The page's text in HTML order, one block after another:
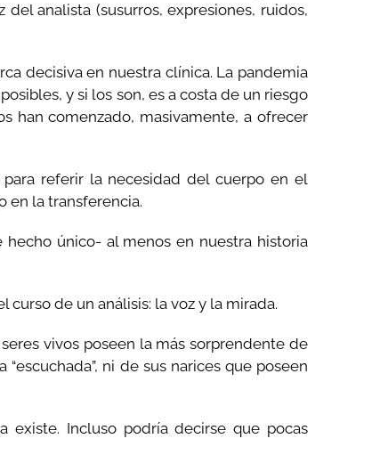
analista (susurros, expresiones, ruidos,
decisiva en nuestra clínica. La pandemia
y si los son, es a costa de un riesgo
han comenzado, masivamente, a ofrecer
referir la necesidad del cuerpo en el
en la transferencia.
único- al menos en nuestra historia
de un análisis: la voz y la mirada.
vivos poseen la más sorprendente de
ni de sus narices que poseen
existe. Incluso podría decirse que pocas